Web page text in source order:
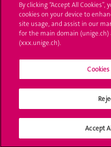
UNIGE Mobile
Médias
Offres d'emploi
Calendrier académique
Médias sociaux UNIGE
By clicking “Accept All
cookies on your device to
site usage, and assist in our
for the main domain (unige.ch)
(xxx.unige.ch).
Accept